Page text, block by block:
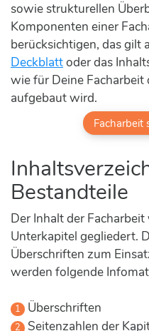
sowie strukturellen
Komponenten einer
berücksichtigen, das gilt
Deckblattoder das
wie für Deine Facharbeit
aufgebaut wird.
Facharbeit
Bestandteile
Der Inhalt der
Unterkapitel gegliedert.
Überschriften zum
werden folgende
Überschriften
Seitenzahlen der